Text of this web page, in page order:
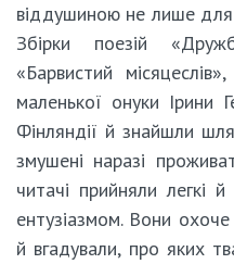
віддушиною не лише для
Збірки поезій
«Барвистий
маленької онуки Ірини
Фінляндії й знайшли
змушені наразі
читачі прийняли легкі
ентузіазмом. Вони
й вгадували, про яких